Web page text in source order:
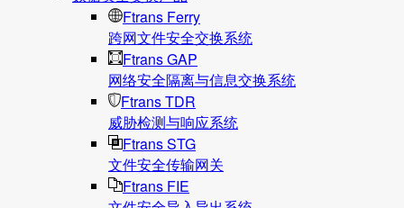
Ftrans Ferry
跨网文件安全交换系统
Ftrans GAP
网络安全隔离与信息交换系统
Ftrans TDR
威胁检测与响应系统
Ftrans STG
文件安全传输网关
Ftrans FIE